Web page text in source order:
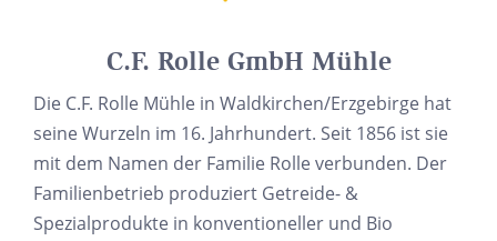
C.F. Rolle GmbH Mühle
Die C.F. Rolle Mühle in Waldkirchen/Erzgebirge hat
seine Wurzeln im 16. Jahrhundert. Seit 1856 ist sie
mit dem Namen der Familie Rolle verbunden. Der
Familienbetrieb produziert Getreide- &
Spezialprodukte in konventioneller und Bio